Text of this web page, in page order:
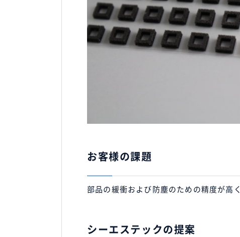
お客様の課題
部品の緩衝および防塵のための精度が高
シーエステックの提案